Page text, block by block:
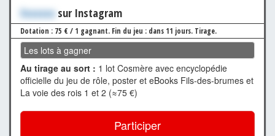
Xxxxxxx sur Instagram
Dotation : 75 € / 1 gagnant. Fin du jeu : dans 11 jours. Tirage.
Les lots à gagner
Au tirage au sort : 1 lot Cosmère avec encyclopédie
officielle du jeu de rôle, poster et eBooks Fils-des-brumes et
La voie des rois 1 et 2 (≈75 €)
Participer